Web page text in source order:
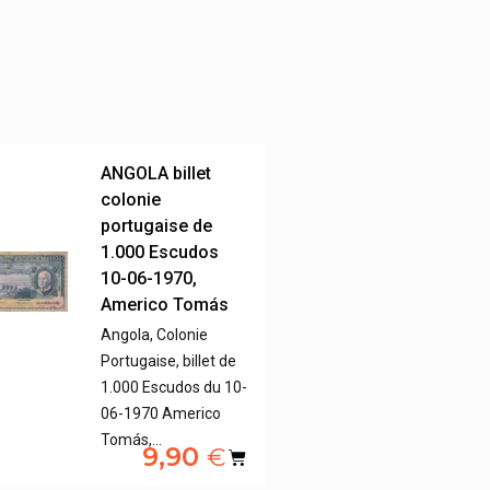
ANGOLA billet
colonie
portugaise de
1.000 Escudos
10-06-1970,
Americo Tomás
Angola, Colonie
Portugaise, billet de
1.000 Escudos du 10-
06-1970 Americo
Tomás,…
9,90 €